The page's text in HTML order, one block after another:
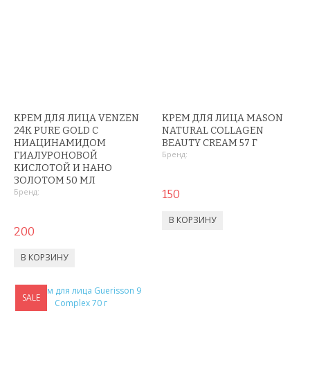
ДЕТСКИЕ ЧАСЫ С GPS
УМНЫЕ ЧАСЫ SMART WATCH
POWER BANK (ПОВЕР БАНК)
НАУШНИКИ
КРЕМ ДЛЯ ЛИЦА VENZEN
24К PURE GOLD С
НИАЦИНАМИДОМ
ГИАЛУРОНОВОЙ
КИСЛОТОЙ И НАНО
ЗОЛОТОМ 50 МЛ
Бренд:
200
КРЕМ ДЛЯ ЛИЦА MASON
NATURAL COLLAGEN
BEAUTY CREAM 57 Г
Бренд:
150
SALE